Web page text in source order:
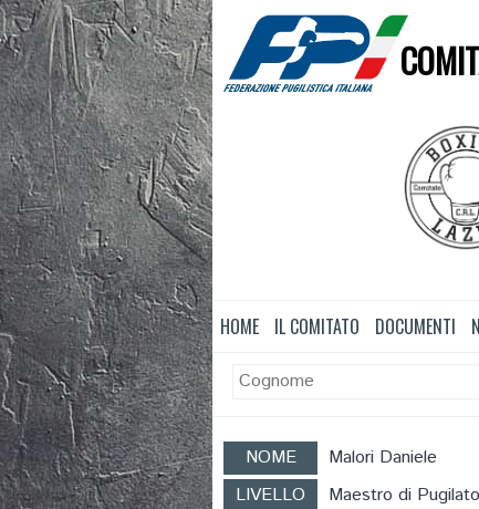
HOME IL COMITATO DOCUMENTI
NOME
Malori Daniele
LIVELLO
Maestro di Pugilato